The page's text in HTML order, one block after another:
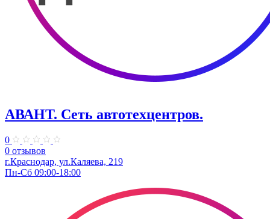
АВАНТ. ​Сеть автотехцентров.
0
0 отзывов
г.Краснодар, ул.Каляева, 219
Пн-Сб 09:00-18:00